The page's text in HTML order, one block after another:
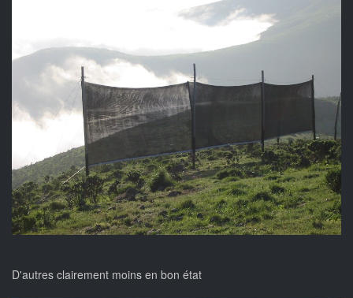
D'autres clairement moins en bon état